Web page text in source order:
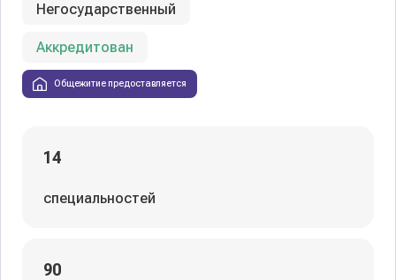
Негосударственный
Аккредитован
Общежитие предоставляется
14
специальностей
90